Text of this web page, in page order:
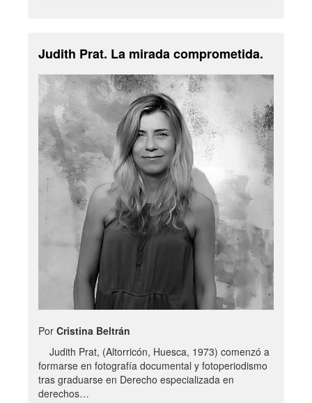
Judith Prat. La mirada comprometida.
Por Cristina Beltrán
Judith Prat, (Altorricón, Huesca, 1973) comenzó a
formarse en fotografía documental y fotoperiodismo
tras graduarse en Derecho especializada en
derechos…